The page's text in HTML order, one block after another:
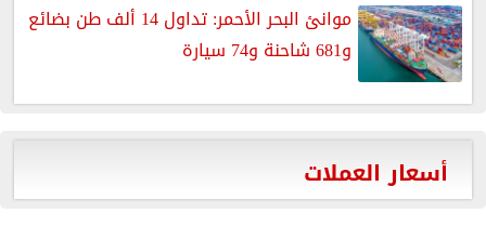
موانئ البحر الأحمر: تداول 14 ألف طن بضائع
و681 شاحنة و74 سيارة
أسعار العملات